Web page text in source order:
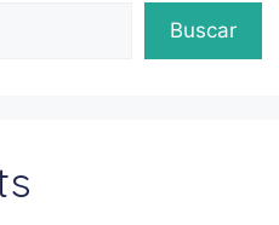
Buscar